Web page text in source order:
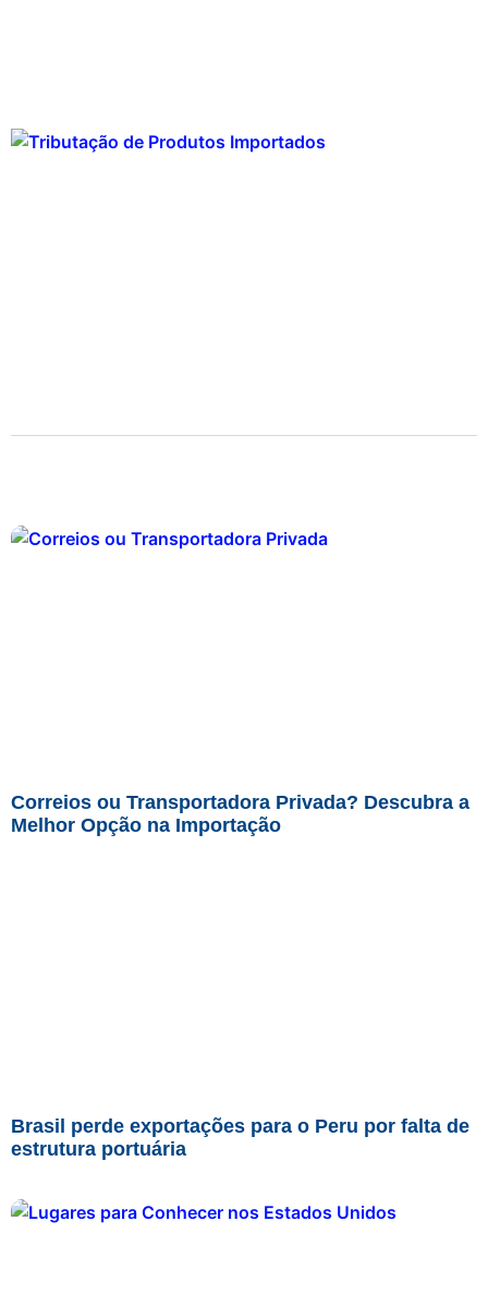
Correios ou Transportadora Privada? Descubra a
Melhor Opção na Importação
Brasil perde exportações para o Peru por falta de
estrutura portuária